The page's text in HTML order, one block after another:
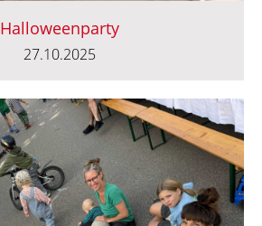
Halloweenparty
27.10.2025